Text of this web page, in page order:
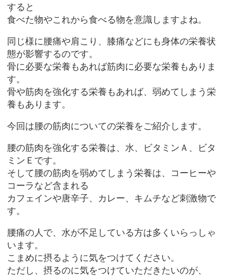
すると
食べた物やこれから食べる物を意識しますよね。
同じ様に腰痛や肩こり、膝痛などにも身体の栄養状
態が影響するのです。
骨に必要な栄養もあれば筋肉に必要な栄養もありま
す。
骨や筋肉を強化する栄養もあれば、弱めてしまう栄
養もあります。
今回は腰の筋肉についての栄養をご紹介します。
腰の筋肉を強化する栄養は、水、ビタミンＡ、ビタ
ミンＥです。
そして腰の筋肉を弱めてしまう栄養は、コーヒーや
コーラなど含まれる
カフェインや唐辛子、カレー、キムチなど刺激物で
す。
腰痛の人で、水が不足している方は多くいらっしゃ
います。
こまめに摂るように気をつけてください。
ただし、摂るのに気をつけていただきたいのが、